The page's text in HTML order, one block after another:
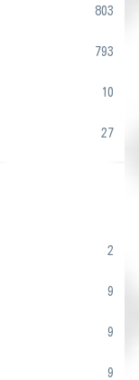
803
793
10
27
2
9
9
9